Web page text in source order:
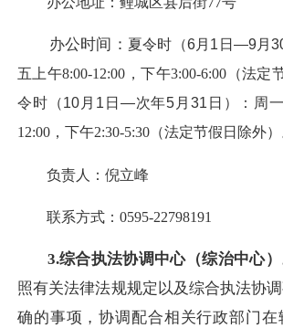
办公时间： 夏令时（6月1日—9月
五 上午8:00-12:00，下午3:00-6:00（法定
令时（10月1日—次年5月31日）：周
12:00，下午2:30-5:30（法定节假日除外）
负责人：倪立峰
联系方式：0595-22798191
3.综合执法协调中心（综治中心）
照有关法律法规规定以及综合执法协
确的事项，协调配合相关行政部门